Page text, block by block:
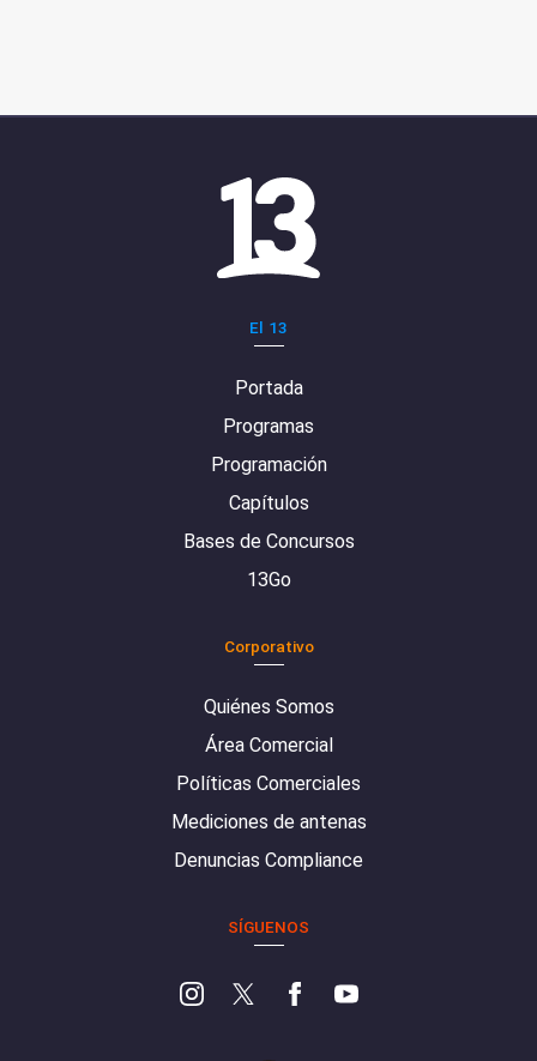
El 13
Portada
Programas
Programación
Capítulos
Bases de Concursos
13Go
Corporativo
Quiénes Somos
Área Comercial
Políticas Comerciales
Mediciones de antenas
Denuncias Compliance
SÍGUENOS